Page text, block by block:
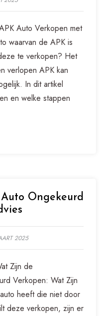
Auto Verkopen met
waarvan de APK is
te verkopen? Het
verlopen APK kan
In dit artikel
en welke stappen
Ongekeurd
2025
Zijn de
Verkopen: Wat Zijn
heeft die niet door
deze verkopen, zijn er